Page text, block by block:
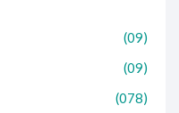
(09)
(09)
(078)